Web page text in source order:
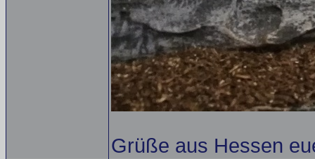
Grüße aus Hessen